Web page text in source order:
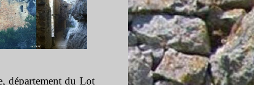
département du Lot